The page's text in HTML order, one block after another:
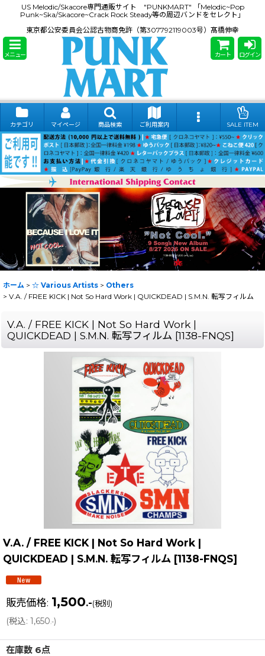
US Melodic/Skacore専門通販サイト "PUNKMART" 「Melodic~Pop
Punk~Ska/Skacore~Crack Rock Steady等の周辺バンドをセレクト」
東京都公安委員会公認古物商免許（第307792119003号）髙橋伸幸
メニュー カート ログイン
カテゴリ マイページ 商品検索 ご利用案内 SALE ITEM
ホーム > ☆ Various Artists > Others
> V.A. / FREE KICK | Not So Hard Work | QUICKDEAD | S.M.N. 転写フィルム
V.A. / FREE KICK | Not So Hard Work |
QUICKDEAD | S.M.N. 転写フィルム [1138-FNQS]
V.A. / FREE KICK | Not So Hard Work |
QUICKDEAD | S.M.N. 転写フィルム [1138-FNQS]
販売価格: 1,500.-(税別)
(税込: 1,650.-)
在庫数 6点